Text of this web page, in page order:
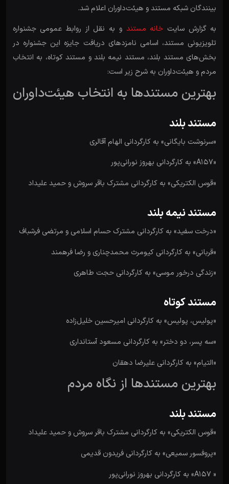
بینندگان شبکه مستند و هیئت‌داوران اعلام شد.
به گزارش سایت خانه مستند و به نقل از روابط عمومی جشنواره
تلویزیونی مستند، اسامی نامزدهای دریافت جایزه این جشنواره در
بخش‌های مستند بلند، مستند نیمه بلند و مستند کوتاه، به انتخاب
مردم و هیئت‌داوران به شرح زیر است:
بهترین مستندها به انتخاب هیئت‌داوران
مستند بلند
«سرنوشت بایگانی» به کارگردانی الهام آقالری
«A157» به کارگردانی بهروز نورانی‌پور
«قوس الکتریکی» به کارگردانی مشترک باقر سروش و حمید علیداد
مستند نیمه ‌بلند
«درخت سفید» به کارگردانی مشترک حسام اسلامی و مرتضی فرشباف
«قربانی» به کارگردانی کیومرث محمدچناری و رضا فرهمند
«زندگی درخور موسی» به کارگردانی حجت طاهری
مستند کوتاه
«پولیس، پولیس» به کارگردانی امیرحسین خلیل‌زاده
«سه پسر، دو دختر» به کارگردانی مسعود آستانداری
«التیام» به کارگردانی علیرضا دهقان
بهترین مستندها از نگاه مردم
مستند بلند
«قوس الکتریکی» به کارگردانی مشترک باقر سروش و حمید علیداد
«پروفسور سمیعی» به کارگردانی فریدون قدیمی
« A157» به کارگردانی بهروز نورانی‌پور